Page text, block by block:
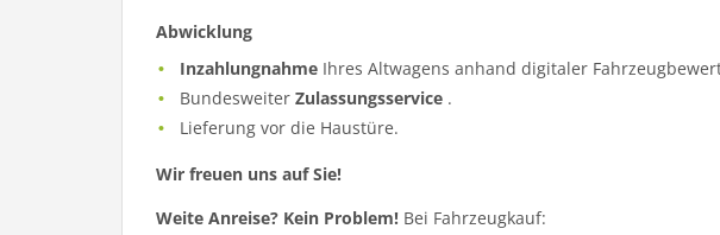
Abwicklung
Inzahlungnahme Ihres Altwagens anhand digitaler
BundesweiterZulassungsservice .
Lieferung vor die Haustüre.
Wir freuen uns auf Sie!
Weite Anreise? Kein Problem! Bei Fahrzeugkauf: